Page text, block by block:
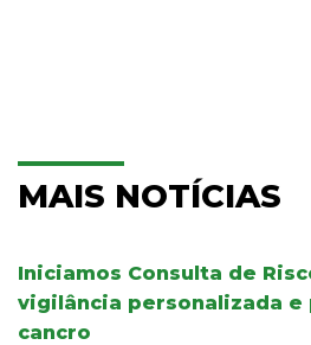
MAIS NOTÍCIAS
Iniciamos Consulta de
vigilância personalizada e
cancro